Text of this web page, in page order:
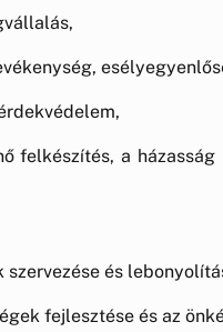
felkészítés, a
szervezése és
fejlesztése és az